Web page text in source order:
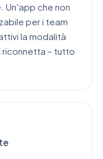
Un'app che non
per i team
la modalità
riconnetta – tutto